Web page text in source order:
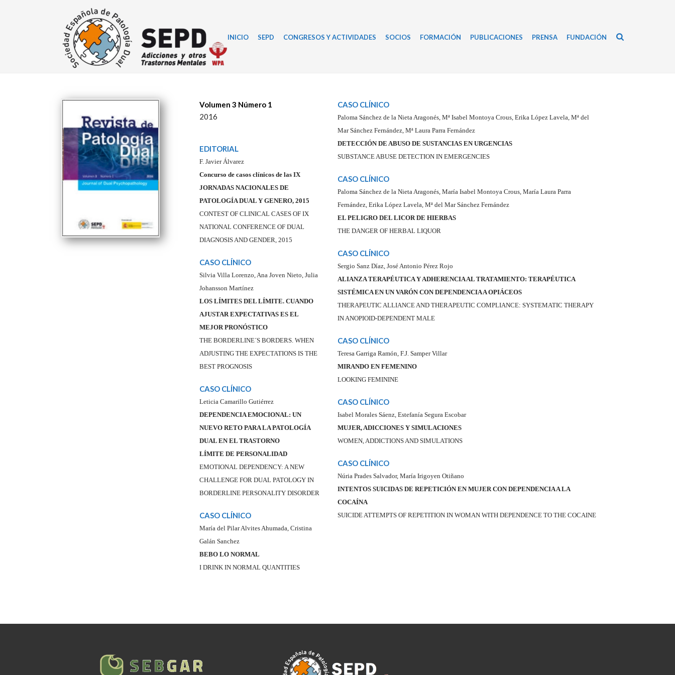
INICIO SEPD CONGRESOS Y ACTIVIDADES SOCIOS FORMACIÓN PUBLICACIONES PRENSA FUNDACIÓN
Volumen 3 Número 1
2016
EDITORIAL
F. Javier Álvarez
Concurso de casos clínicos de las IX
JORNADAS NACIONALES DE
PATOLOGÍA DUAL Y GENERO, 2015
CONTEST OF CLINICAL CASES OF IX
NATIONAL CONFERENCE OF DUAL
DIAGNOSIS AND GENDER, 2015
CASO CLÍNICO
Silvia Villa Lorenzo, Ana Joven Nieto, Julia
Johansson Martínez
LOS LÍMITES DEL LÍMITE. CUANDO
AJUSTAR EXPECTATIVAS ES EL
MEJOR PRONÓSTICO
THE BORDERLINE´S BORDERS. WHEN
ADJUSTING THE EXPECTATIONS IS THE
BEST PROGNOSIS
CASO CLÍNICO
Leticia Camarillo Gutiérrez
DEPENDENCIA EMOCIONAL: UN
NUEVO RETO PARA LA PATOLOGÍA
DUAL EN EL TRASTORNO
LÍMITE DE PERSONALIDAD
EMOTIONAL DEPENDENCY: A NEW
CHALLENGE FOR DUAL PATOLOGY IN
BORDERLINE PERSONALITY DISORDER
CASO CLÍNICO
María del Pilar Alvites Ahumada, Cristina
Galán Sanchez
BEBO LO NORMAL
I DRINK IN NORMAL QUANTITIES
CASO CLÍNICO
Paloma Sánchez de la Nieta Aragonés, Mª Isabel Montoya Crous, Erika López Lavela, Mª del
Mar Sánchez Fernández, Mª Laura Parra Fernández
DETECCIÓN DE ABUSO DE SUSTANCIAS EN URGENCIAS
SUBSTANCE ABUSE DETECTION IN EMERGENCIES
CASO CLÍNICO
Paloma Sánchez de la Nieta Aragonés, María Isabel Montoya Crous, María Laura Parra
Fernández, Erika López Lavela, Mª del Mar Sánchez Fernández
EL PELIGRO DEL LICOR DE HIERBAS
THE DANGER OF HERBAL LIQUOR
CASO CLÍNICO
Sergio Sanz Díaz, José Antonio Pérez Rojo
ALIANZA TERAPÉUTICA Y ADHERENCIA AL TRATAMIENTO: TERAPÉUTICA
SISTÉMICA EN UN VARÓN CON DEPENDENCIA A OPIÁCEOS
THERAPEUTIC ALLIANCE AND THERAPEUTIC COMPLIANCE: SYSTEMATIC THERAPY
IN ANOPIOID-DEPENDENT MALE
CASO CLÍNICO
Teresa Garriga Ramón, F.J. Samper Villar
MIRANDO EN FEMENINO
LOOKING FEMININE
CASO CLÍNICO
Isabel Morales Sáenz, Estefanía Segura Escobar
MUJER, ADICCIONES Y SIMULACIONES
WOMEN, ADDICTIONS AND SIMULATIONS
CASO CLÍNICO
Núria Prades Salvador, María Irigoyen Otiñano
INTENTOS SUICIDAS DE REPETICIÓN EN MUJER CON DEPENDENCIA A LA
COCAÍNA
SUICIDE ATTEMPTS OF REPETITION IN WOMAN WITH DEPENDENCE TO THE COCAINE